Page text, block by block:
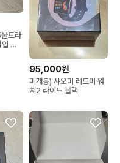
트라
액
95,000원
미개봉) 샤오미 레드미 워
치2 라이트 블랙